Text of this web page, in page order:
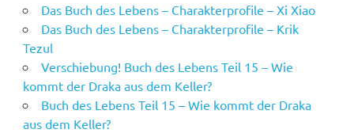
Das Buch des Lebens – Charakterprofile – Xi Xiao
Das Buch des Lebens – Charakterprofile – Krik
Tezul
Verschiebung! Buch des Lebens Teil 15 – Wie
kommt der Draka aus dem Keller?
Buch des Lebens Teil 15 – Wie kommt der Draka
aus dem Keller?